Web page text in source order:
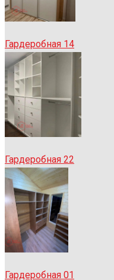
Гардеробная 14
Гардеробная 22
Гардеробная 01